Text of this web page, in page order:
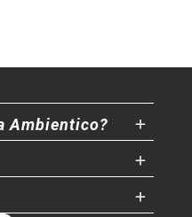
Ambientico?